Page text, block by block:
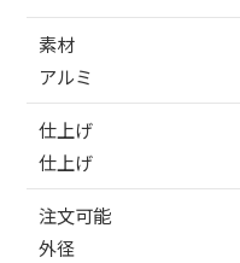
素材
アルミ
仕上げ
仕上げ
注文可能
外径